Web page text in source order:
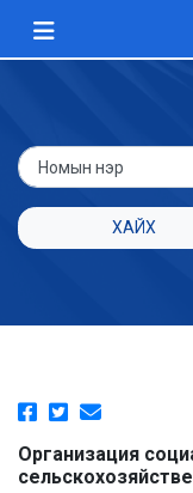
ХАЙХ
Организация